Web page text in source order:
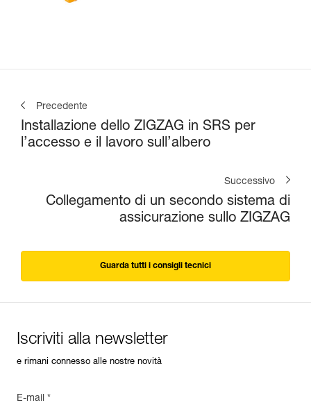
Precedente
Installazione dello ZIGZAG in SRS per
l’accesso e il lavoro sull’albero
Successivo
Collegamento di un secondo sistema di
assicurazione sullo ZIGZAG
Guarda tutti i consigli tecnici
Iscriviti alla newsletter
e rimani connesso alle nostre novità
E-mail *